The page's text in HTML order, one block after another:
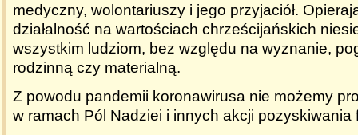
medyczny, wolontariuszy i jego przyjaciół.
działalność na wartościach chrześcijańskich
wszystkim ludziom, bez względu na wyznanie,
rodzinną czy materialną.
Z powodu pandemii koronawirusa nie możemy
w ramach Pól Nadziei i innych akcji